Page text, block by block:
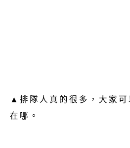
▲排隊人真的很多，大家可
在哪。